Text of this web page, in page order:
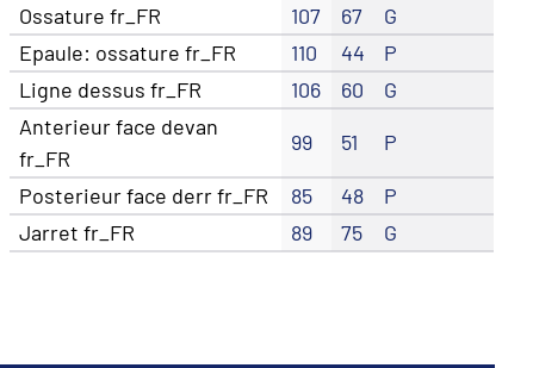
Ossature fr_FR
107 67
G
Epaule: ossature fr_FR
110 44
P
Ligne dessus fr_FR
106 60
G
Anterieur face devan
fr_FR
99 51 P
Posterieur face derr fr_FR 85 48
P
Jarret fr_FR
89 75 G